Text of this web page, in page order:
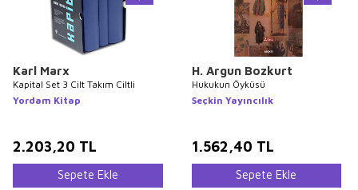
Karl Marx
Kapital Set 3 Cilt Takım Ciltli
Yordam Kitap
2.203,20 TL
Sepete Ekle
H. Argun Bozkurt
Hukukun Öyküsü
Seçkin Yayıncılık
1.562,40 TL
Sepete Ekle